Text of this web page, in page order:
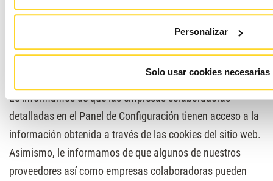
Personalizar
Solo usar cookies necesarias
DESTINATARIOS DE LA
INFORMACIÓN
Le informamos de que las empresas colaboradoras
detalladas en el Panel de Configuración tienen acceso a la
información obtenida a través de las cookies del sitio web.
Asimismo, le informamos de que algunos de nuestros
proveedores así como empresas colaboradoras pueden